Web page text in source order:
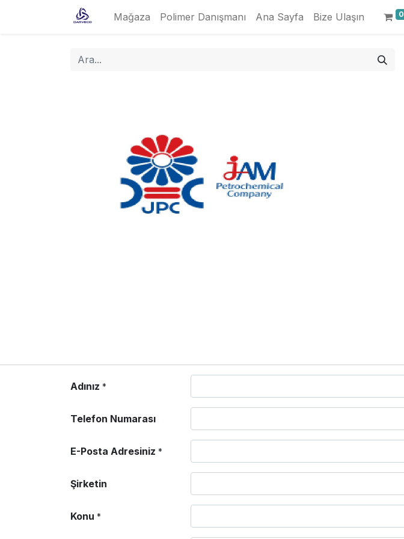
Mağaza Polimer Danışmanı Ana Sayfa Bize Ulaşın 0
Adınız *
Telefon Numarası
E-Posta Adresiniz *
Şirketin
Konu *